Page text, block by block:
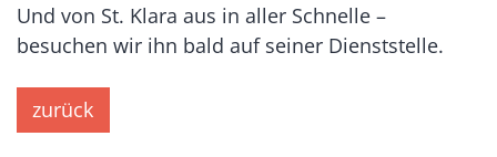
Und von St. Klara aus in aller Schnelle –
besuchen wir ihn bald auf seiner Dienststelle.
zurück